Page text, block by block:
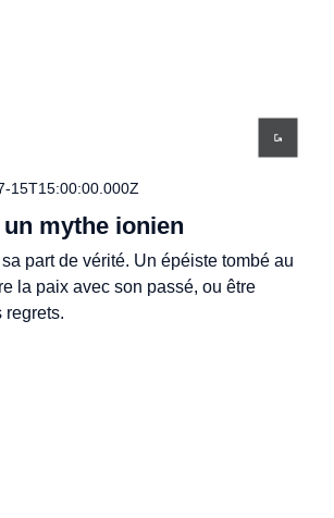
15T15:00:00.000Z
mythe ionien
part de vérité. Un épéiste tombé au
la paix avec son passé, ou être
regrets.